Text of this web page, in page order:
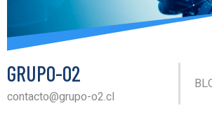
GRUPO-O2
contacto@grupo-o2.cl